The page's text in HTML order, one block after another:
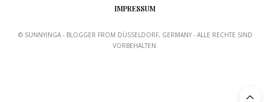
IMPRESSUM
© SUNNYINGA - BLOGGER FROM DÜSSELDORF, GERMANY - ALLE RECHTE SIND
VORBEHALTEN.